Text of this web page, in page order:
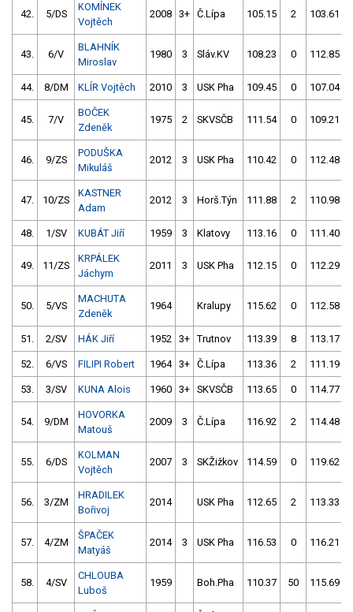
42. 5/DS
KOMÍNEK
Vojtěch
2008 3+ Č.Lípa 105.15 2 103.61
43. 6/V
BLAHNÍK
Miroslav
1980 3 Sláv.KV 108.23 0 112.85
44. 8/DM KLÍR Vojtěch 2010 3 USK Pha 109.45 0 107.04
45. 7/V
BOČEK
Zdeněk
1975 2 SKVSČB 111.54 0 109.21
46. 9/ZS
PODUŠKA
Mikuláš
2012 3 USK Pha 110.42 0 112.48
47. 10/ZS
KASTNER
Adam
2012 3 Horš.Týn 111.88 2 110.98
48. 1/SV KUBÁT Jiří 1959 3 Klatovy 113.16 0 111.40
49. 11/ZS
KRPÁLEK
Jáchym
2011 3 USK Pha 112.15 0 112.29
50. 5/VS
MACHUTA
Zdeněk
1964 Kralupy 115.62 0 112.58
51. 2/SV HÁK Jiří 1952 3+ Trutnov 113.39 8 113.17
52. 6/VS FILIPI Robert 1964 3+ Č.Lípa 113.36 2 111.19
53. 3/SV KUNA Alois 1960 3+ SKVSČB 113.65 0 114.77
54. 9/DM
HOVORKA
Matouš
2009 3 Č.Lípa 116.92 2 114.48
55. 6/DS
KOLMAN
Vojtěch
2007 3 SKŽižkov 114.59 0 119.62
56. 3/ZM
HRADILEK
Bořivoj
2014 USK Pha 112.65 2 113.33
57. 4/ZM
ŠPAČEK
Matyáš
2014 3 USK Pha 116.53 0 116.21
58. 4/SV
CHLOUBA
Luboš
1959 Boh.Pha 110.37 50 115.69